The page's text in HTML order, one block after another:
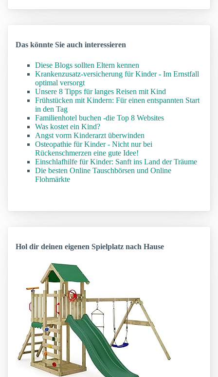
Das könnte Sie auch interessieren
Diese Blogs sollten Eltern kennen
Krankenzusatz-versicherung für Kinder - Im Ernstfall
optimal versorgt
Unsere 8 Tipps für langes Reisen mit Kind
Frühstücken mit Kindern: Für einen entspannten Start
in den Tag
Familienhotel buchen -die Top 8 Websites
Was kostet ein Kind?
Angst vorm Kinderarzt überwinden
Osteopathie für Kinder - Nicht nur bei
Rückenschmerzen eine gute Idee!
Einschlafhilfe für Kinder: Sanft ins Land der Träume
Die besten Online Tauschbörsen und Online
Flohmärkte
Hol dir deinen eigenen Spielplatz nach Hause